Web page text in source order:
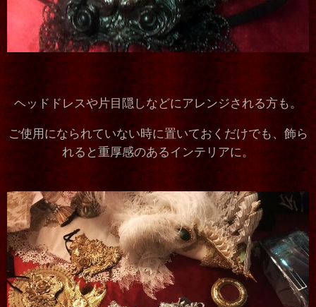
ヘッドドレスや片目隠しなどにアレンジされる方も。
ご使用になられていない時に置いておくだけでも、飾ら
れると重厚感のあるインテリアに。